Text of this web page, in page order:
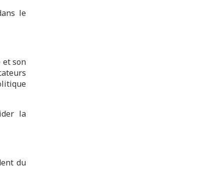
le
et son
la
du